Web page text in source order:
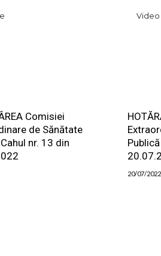
Video
Comisiei
de Sănătate
nr. 13 din
20/07/2022